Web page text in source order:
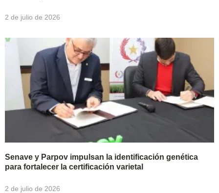
2 de julio de 2026
Senave y Parpov impulsan la identificación genética
para fortalecer la certificación varietal
2 de julio de 2026